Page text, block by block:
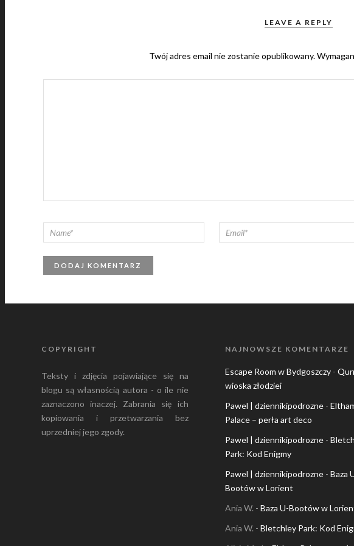
LEAVE A REPLY
Twój adres email nie zostanie opublikowany.
COPYRIGHT
Teksty i zdjęcia pojawiające się na
blogu są własnością autora - o ile nie
zaznaczono inaczej. Zabrania się ich
kopiowania i przetwarzania bez
uprzedniej jego zgody.
NAJNOWSZE KOMENTARZE
Escape Room w Bydgoszczy-
wioska złodziei
Pawel | dziennikipodrozne-
Palace – perła art deco
Pawel | dziennikipodrozne-
Park: Kod Enigmy
Pawel | dziennikipodrozne- Baza
Bootów w Lorient
Ania W. - Baza U-Bootów w
Ania W. - Bletchley Park: Kod